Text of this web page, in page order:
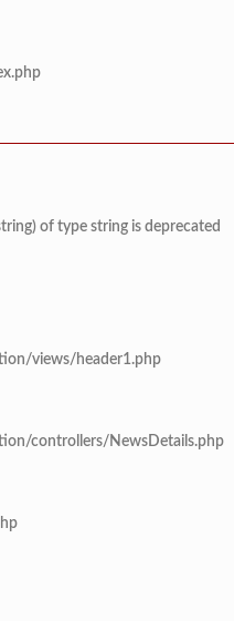
of type string is deprecated
views/header1.php
controllers/NewsDetails.php